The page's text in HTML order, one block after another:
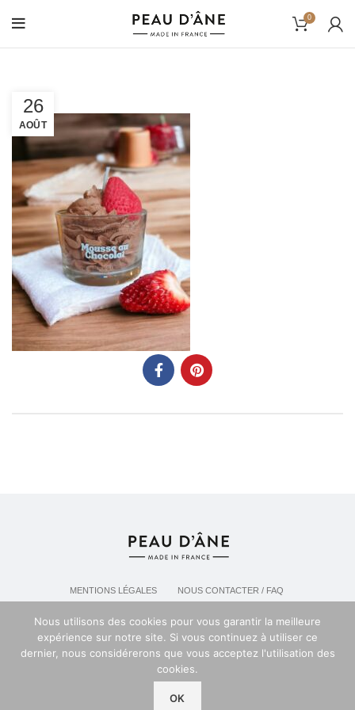
0
26
AOÛT
MENTIONS LÉGALES
NOUS CONTACTER / FAQ
POLITIQUE DE CONFIDENTIALITÉ
Espace professionel PEAU D'ANE
Nous utilisons des cookies pour vous garantir la meilleure
expérience sur notre site. Si vous continuez à utiliser ce
dernier, nous considérerons que vous acceptez l'utilisation des
cookies.
OK